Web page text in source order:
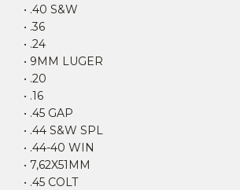
• .40 S&W
• .36
• .24
• 9MM LUGER
• .20
• .16
• .45 GAP
• .44 S&W SPL
• .44-40 WIN
• 7,62X51MM
• .45 COLT